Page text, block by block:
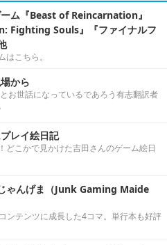
ム『Beast of Reincarnation』
Fighting Souls』『ファイナルフ
こちら。
から
お世話になっているであろう有志翻訳者
レイ絵日記
どこかで見かけた吉田さんのゲーム絵日
ゃんげま（Junk Gaming Maide
ンテンツに成長した4コマ。単行本も好評